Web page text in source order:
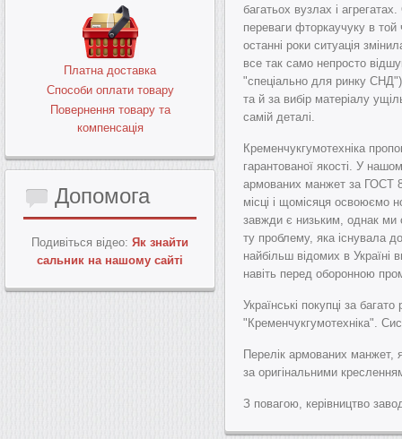
багатьох вузлах і
переваги фторкаучуку в той
останні роки ситуація
все так само непросто
"спеціально для ринку СНД"),
та й за вибір матеріалу
самій деталі.
Кременчукгумотехніка
гарантованої якості. У
армованих манжет за ГОСТ
місці і щомісяця освоюємо
завжди є низьким, однак ми
ту проблему, яка існувала
найбільш відомих в Україні
навіть перед оборонною
Українські покупці за
"Кременчукгумотехніка".
Перелік армованих манжет,
за оригінальними
З повагою, керівництво
Платна доставка
Способи оплати товару
Повернення товару та
компенсація
Допомога
Подивіться відео: Як знайти
сальник на нашому сайті